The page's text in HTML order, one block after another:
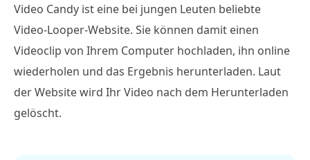
Video Candy ist eine bei jungen Leuten beliebte
Video-Looper-Website. Sie können damit einen
Videoclip von Ihrem Computer hochladen, ihn online
wiederholen und das Ergebnis herunterladen. Laut
der Website wird Ihr Video nach dem Herunterladen
gelöscht.